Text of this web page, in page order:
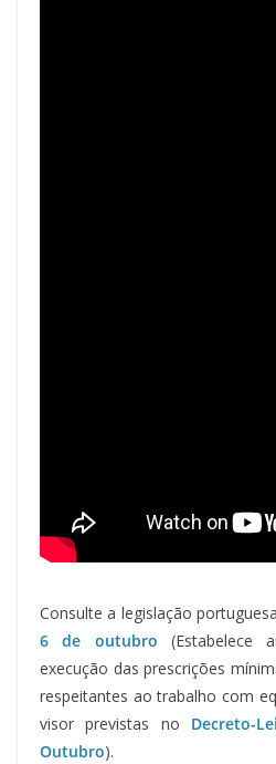
Consulte a legislação
6 de outubro (Estabelece
execução das prescrições
respeitantes ao trabalho com
visor previstas no Decreto-
Outubro).